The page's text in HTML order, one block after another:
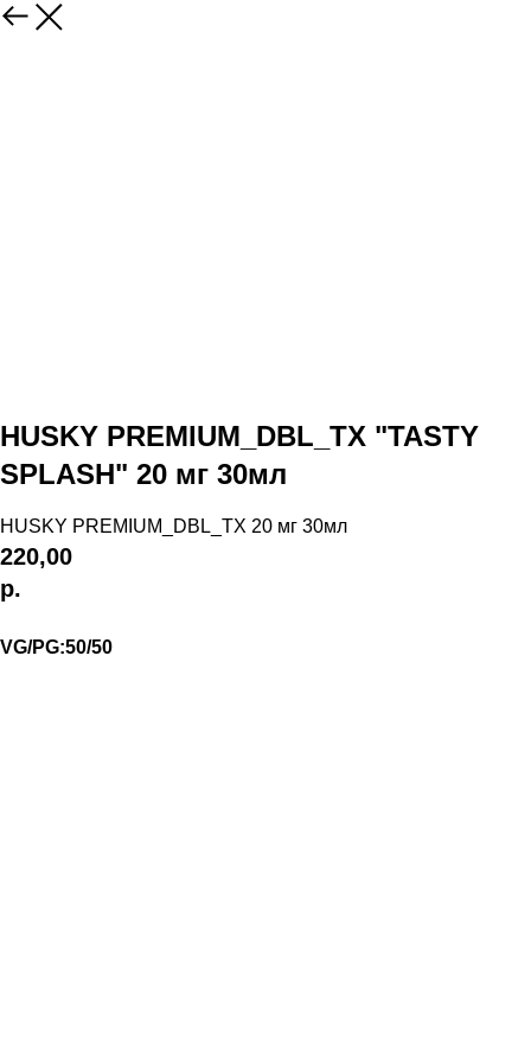
HUSKY PREMIUM_DBL_TX "TASTY
SPLASH" 20 мг 30мл
HUSKY PREMIUM_DBL_TX 20 мг 30мл
220,00
р.
VG/PG:50/50